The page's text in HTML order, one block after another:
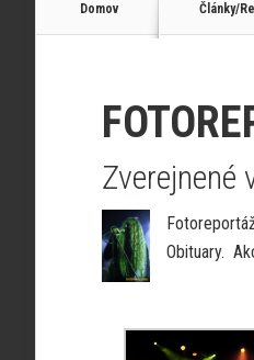
Domov Články/
Zverejnené
Obituary.